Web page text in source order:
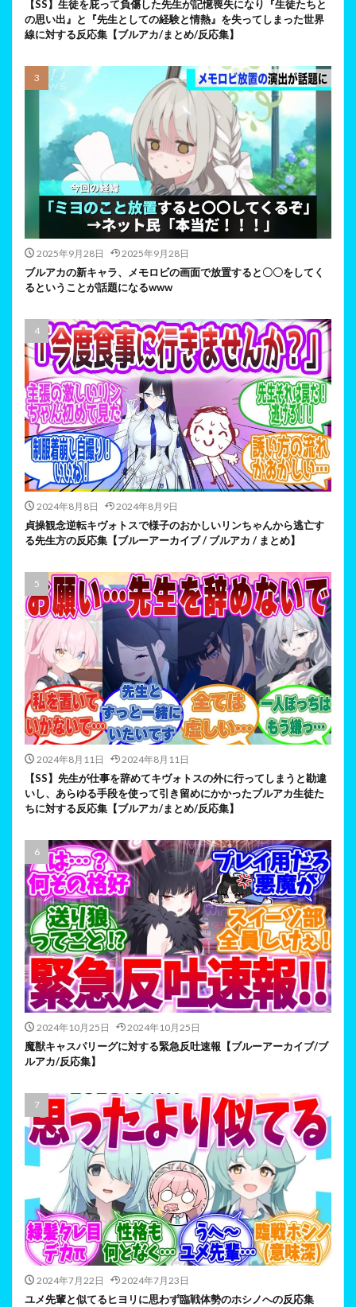
【SS】生徒を庇って負傷した先生が記憶喪失になり『生徒たちと
の思い出』と『先生としての経験と情熱』を失ってしまった世界
線に対する反応集【ブルアカ/まとめ/反応集】
2025年9月28日 2025年9月28日
ブルアカの新キャラ、メモロビの画面で放置すると〇〇をしてく
るということが話題になるwww
2024年8月8日 2024年8月9日
貞操観念逆転キヴォトスで様子のおかしいリンちゃんから逃亡す
る先生方の反応集【ブルーアーカイブ / ブルアカ / まとめ】
2024年8月11日 2024年8月11日
【SS】先生が仕事を辞めてキヴォトスの外に行ってしまうと勘違
いし、あらゆる手段を使って引き留めにかかったブルアカ生徒た
ちに対する反応集【ブルアカ/まとめ/反応集】
2024年10月25日 2024年10月25日
魔獣キャスパリーグに対する緊急反吐速報【ブルーアーカイブ/ブ
ルアカ/反応集】
2024年7月22日 2024年7月23日
ユメ先輩と似てるヒヨリに思わず臨戦体勢のホシノへの反応集